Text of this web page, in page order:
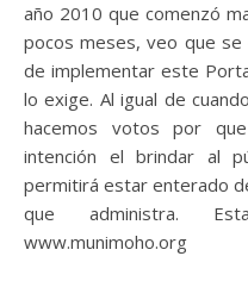
año 2010 que comenzó
pocos meses, veo que
de implementar este
lo exige. Al igual de
hacemos votos por
intención el brindar al
permitirá estar enterado
que administra.
www.munimoho.org